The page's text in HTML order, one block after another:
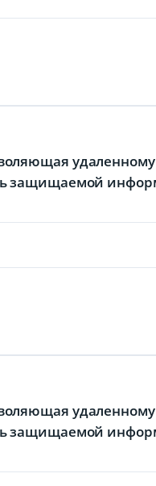
защищаемой
защищаемой